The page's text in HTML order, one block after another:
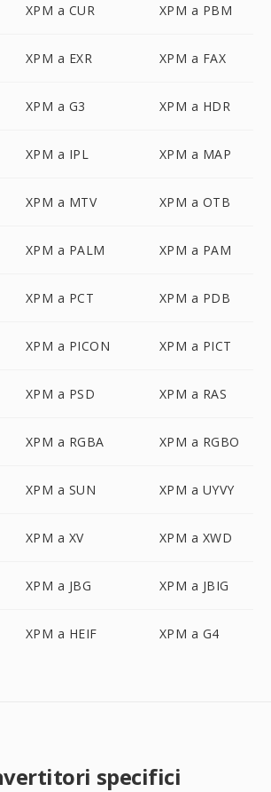
XPM a CUR XPM a PBM
XPM a EXR XPM a FAX
XPM a G3 XPM a HDR
XPM a IPL XPM a MAP
XPM a MTV XPM a OTB
XPM a PALM XPM a PAM
XPM a PCT XPM a PDB
XPM a PICON XPM a PICT
XPM a PSD XPM a RAS
XPM a RGBA XPM a RGBO
XPM a SUN XPM a UYVY
XPM a XV XPM a XWD
XPM a JBG XPM a JBIG
XPM a HEIF XPM a G4
specifici